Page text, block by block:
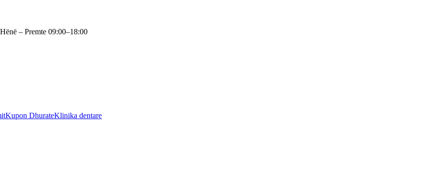
Hënë – Premte 09:00–18:00
Kupon DhurateKlinika dentare